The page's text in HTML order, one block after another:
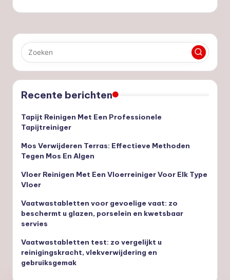
Recente berichten
Tapijt Reinigen Met Een Professionele
Tapijtreiniger
Mos Verwijderen Terras: Effectieve Methoden
Tegen Mos En Algen
Vloer Reinigen Met Een Vloerreiniger Voor Elk Type
Vloer
Vaatwastabletten voor gevoelige vaat: zo
beschermt u glazen, porselein en kwetsbaar
servies
Vaatwastabletten test: zo vergelijkt u
reinigingskracht, vlekverwijdering en
gebruiksgemak